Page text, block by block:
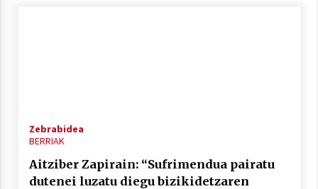
Zebrabidea
BERRIAK
Aitziber Zapirain: “Sufrimendua pairatu
dutenei luzatu diegu bizikidetzaren